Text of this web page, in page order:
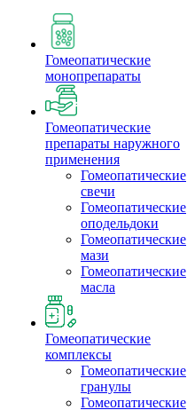
Гомеопатические
монопрепараты
Гомеопатические
препараты наружного
применения
Гомеопатические
свечи
Гомеопатические
оподельдоки
Гомеопатические
мази
Гомеопатические
масла
Гомеопатические
комплексы
Гомеопатические
гранулы
Гомеопатические